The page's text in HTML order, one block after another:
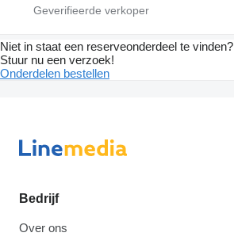
Niet in staat een reserveonderdeel te vinden?
Stuur nu een verzoek!
Onderdelen bestellen
Bedrijf
Over ons